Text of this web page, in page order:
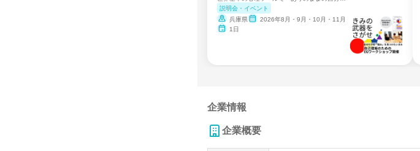
説明会・イベント
兵庫県
2026年8月・9月・10月・11月
1日
企業情報
企業概要